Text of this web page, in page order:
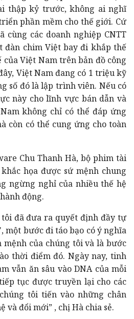
thập kỷ trước, không ai nghĩ
phần mềm cho thế giới. Cứ
cùng các doanh nghiệp CNTT
đàn chim Việt bay đi khắp thế
Việt Nam trên bản đồ công
Việt Nam đang có 1 triệu kỹ
số đó là lập trình viên. Nếu có
này cho lĩnh vực bán dẫn và
không chỉ có thể đáp ứng
còn có thể cung ứng cho toàn
Chu Thanh Hà, bộ phim tài
họa được sứ mệnh chung
ngừng nghỉ của nhiều thế hệ
động.
đã đưa ra quyết định đầy tự
một bước đi táo bạo có ý nghĩa
của chúng tôi và là bước
thời điểm đó. Ngày nay, tinh
vẫn ăn sâu vào DNA của mỗi
tục được truyền lại cho các
tôi tiến vào những chân
đổi mới” , chị Hà chia sẻ.